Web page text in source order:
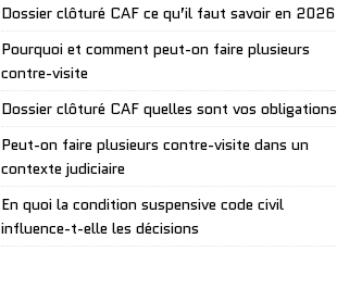
Dossier clôturé CAF ce qu’il faut savoir en 2026
Pourquoi et comment peut-on faire plusieurs
contre-visite
Dossier clôturé CAF quelles sont vos obligations
Peut-on faire plusieurs contre-visite dans un
contexte judiciaire
En quoi la condition suspensive code civil
influence-t-elle les décisions